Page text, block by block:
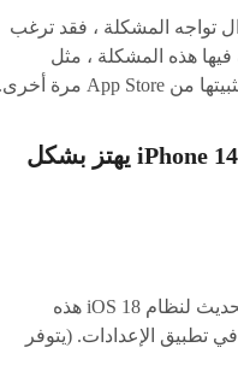
تواجه المشكلة ، فقد ترغب
هذه المشكلة ، مثل
5. iPhone 14 (Plus / Pro / Pro Max) يهتز بشكل
يجب أن يصلح آخر تحديث لنظام iOS 18 هذه
تطبيق الإعدادات. (يتوفر